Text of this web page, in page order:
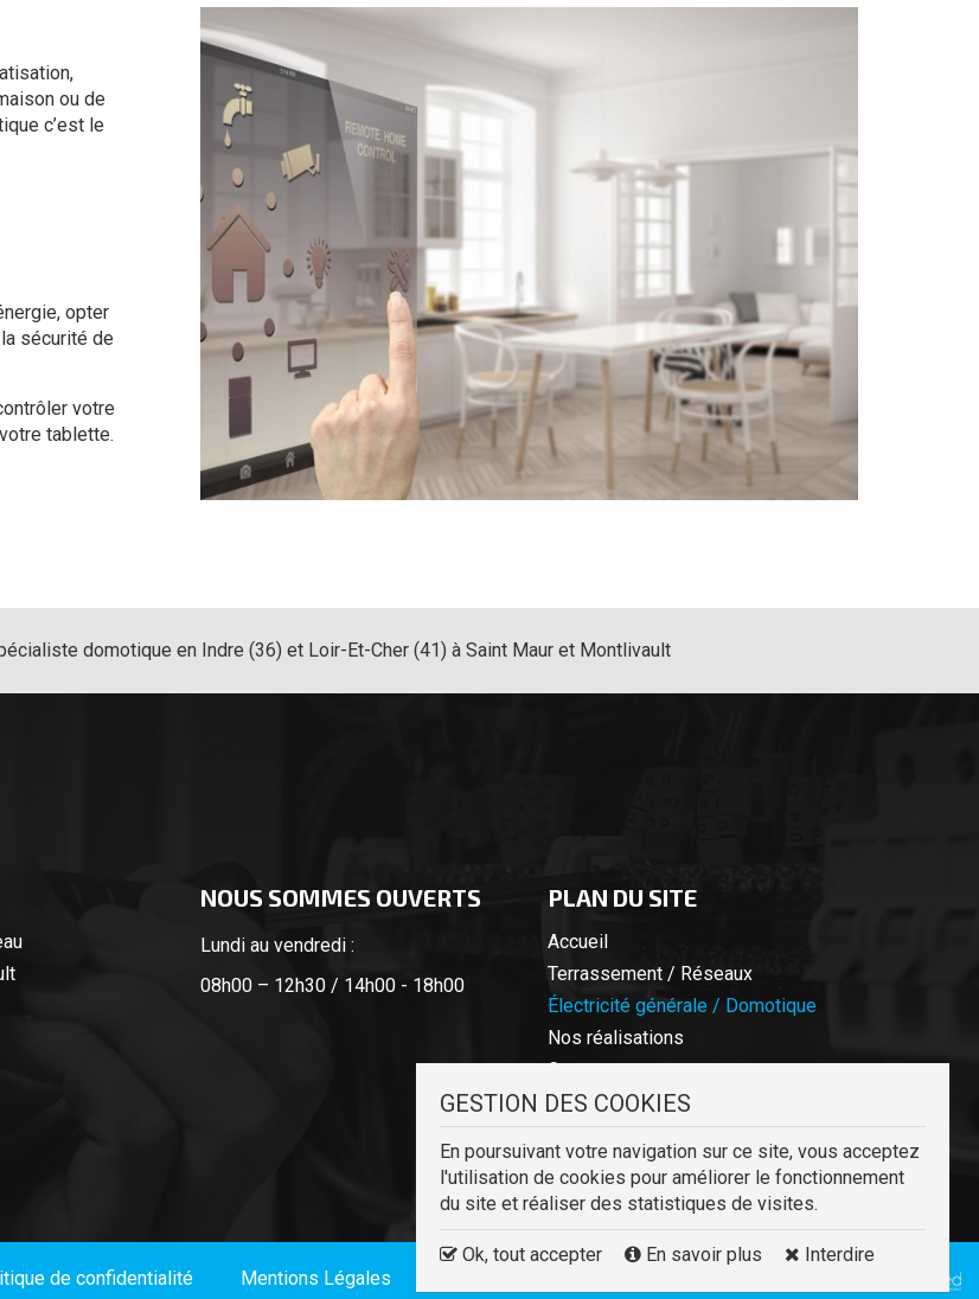
ou de
c’est le
opter
sécurité de
votre
tablette.
domotique en Indre (36) et Loir-Et-Cher (41) à Saint Maur et Montlivault
NOUS SOMMES OUVERTS
Lundi au vendredi :
08h00 – 12h30 / 14h00 - 18h00
PLAN DU SITE
Accueil
Terrassement / Réseaux
Électricité générale / Domotique
Nos réalisations
Contact
de confidentialité Mentions Légales
GESTION DES COOKIES
En poursuivant votre navigation sur ce site, vous acceptez
l'utilisation de cookies pour améliorer le fonctionnement
du site et réaliser des statistiques de visites.
Ok, tout accepter En savoir plus Interdire